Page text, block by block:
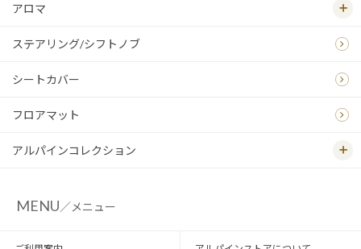
アロマ
ステアリング/シフトノブ
シートカバー
フロアマット
アルパインコレクション
MENU／メニュー